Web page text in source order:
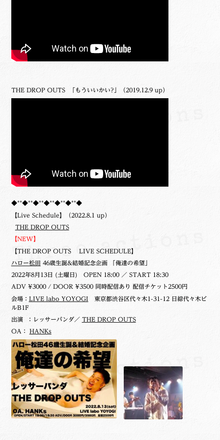
THE DROP OUTS 「もういいかい?」（2019.12.9 up）
◆**◆**◆**◆**◆**◆**◆
【Live Schedule】（2022.8.1 up）
THE DROP OUTS
【NEW】
【THE DROP OUTS LIVE SCHEDULE】
ハロー松田 46歳生誕&結婚記念企画 「俺達の希望」
2022年8月13日 (土曜日) OPEN 18:00 ／ START 18:30
ADV ¥3000 / DOOR ¥3500 同時配信あり 配信チケット2500円
会場： LIVE labo YOYOGI 東京都渋谷区代々木1-31-12 日綜代々木ビ
ルB1F
出演 ：レッサーパンダ／ THE DROP OUTS
OA： HANKs